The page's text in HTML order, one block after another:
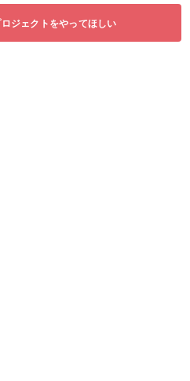
ジェクトをやってほしい